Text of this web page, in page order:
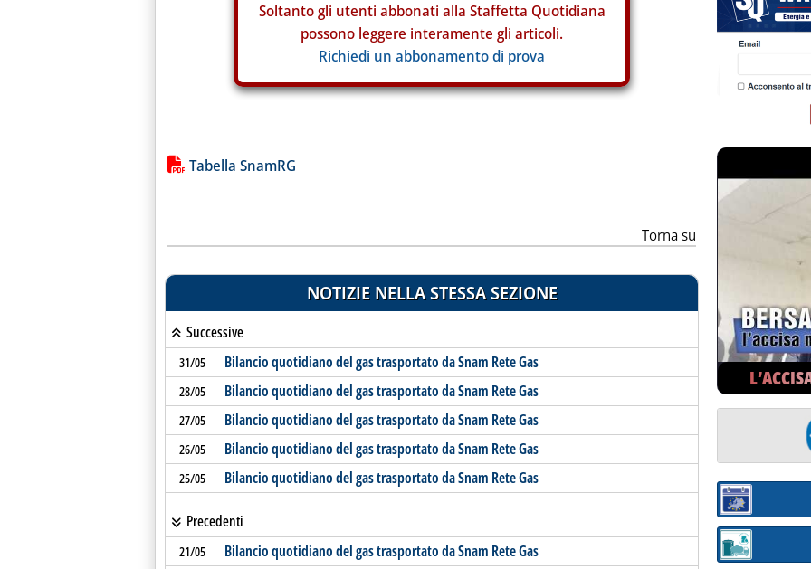
Soltanto gli utenti abbonati alla Staffetta Quotidiana
possono leggere interamente gli articoli.
Richiedi un abbonamento di prova
Lista allegati PDF alla notizia
Tabella SnamRG
Torna su
NOTIZIE NELLA STESSA SEZIONE
Successive
31/05 Bilancio quotidiano del gas trasportato da Snam Rete Gas
28/05 Bilancio quotidiano del gas trasportato da Snam Rete Gas
27/05 Bilancio quotidiano del gas trasportato da Snam Rete Gas
26/05 Bilancio quotidiano del gas trasportato da Snam Rete Gas
25/05 Bilancio quotidiano del gas trasportato da Snam Rete Gas
Precedenti
21/05 Bilancio quotidiano del gas trasportato da Snam Rete Gas
Sezione:
Sezione: